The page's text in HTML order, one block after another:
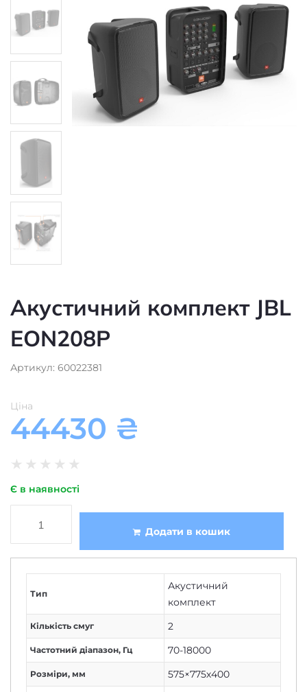
Акустичний комплект JBL
EON208P
Артикул: 60022381
Ціна
44430 ₴
★ ★ ★ ★ ★
Є в наявності
Додати в кошик
Тип
Акустичний
комплект
Кількість смуг 2
Частотний діапазон, Гц 70-18000
Розміри, мм 575×775х400